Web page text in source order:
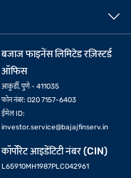
बजाज फाइनेंस लिमिटेड रज़िस्टर्ड
ऑफिस
आकुर्डी, पुणे - 411035
फोन नंबर: 020 7157-6403
ईमेल ID:
investor.service@bajajfinserv.in
कॉर्पोरेट आइडेंटिटी नंबर (CIN)
L65910MH1987PLC042961